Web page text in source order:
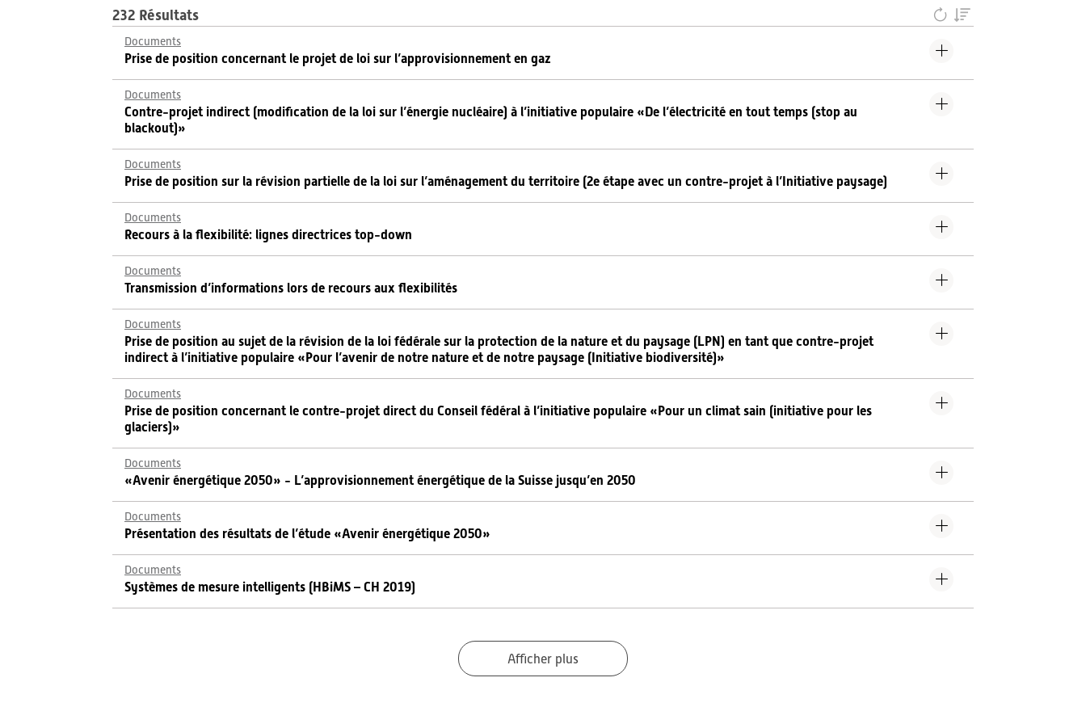
232 Résultats
Documents
Prise de position concernant le projet de loi sur l’approvisionnement en gaz
Documents
Contre-projet indirect (modification de la loi sur l’énergie nucléaire) à l’initiative populaire «De l’électricité en tout temps (stop au
blackout)»
Documents
Prise de position sur la révision partielle de la loi sur l’aménagement du territoire (2e étape avec un contre-projet à l’Initiative paysage)
Documents
Recours à la flexibilité: lignes directrices top-down
Documents
Transmission d’informations lors de recours aux flexibilités
Documents
Prise de position au sujet de la révision de la loi fédérale sur la protection de la nature et du paysage (LPN) en tant que contre-projet
indirect à l’initiative populaire «Pour l’avenir de notre nature et de notre paysage (Initiative biodiversité)»
Documents
Prise de position concernant le contre-projet direct du Conseil fédéral à l’initiative populaire «Pour un climat sain (initiative pour les
glaciers)»
Documents
«Avenir énergétique 2050» - L’approvisionnement énergétique de la Suisse jusqu’en 2050
Documents
Présentation des résultats de l’étude «Avenir énergétique 2050»
Documents
Systèmes de mesure intelligents (HBiMS – CH 2019)
Afficher plus